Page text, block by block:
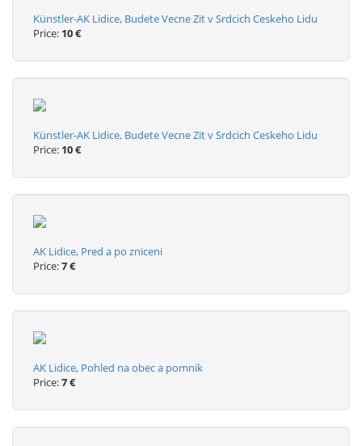
Künstler-AK Lidice, Budete Vecne Zit v Srdcich Ceskeho Lidu
Price: 10 €
Künstler-AK Lidice, Budete Vecne Zit v Srdcich Ceskeho Lidu
Price: 10 €
AK Lidice, Pred a po zniceni
Price:7 €
AK Lidice, Pohled na obec a pomnik
Price:7 €